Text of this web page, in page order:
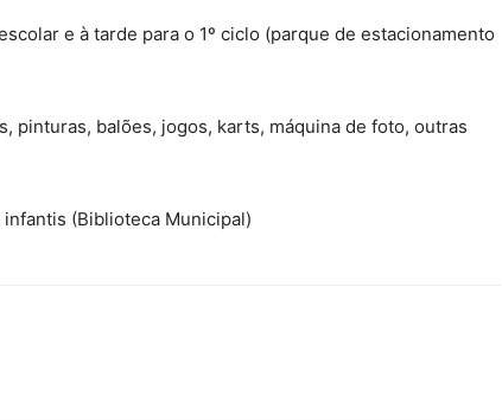
e à tarde para o 1º ciclo (parque de estacionamento
pinturas, balões, jogos, karts, máquina de foto, outras
(Biblioteca Municipal)